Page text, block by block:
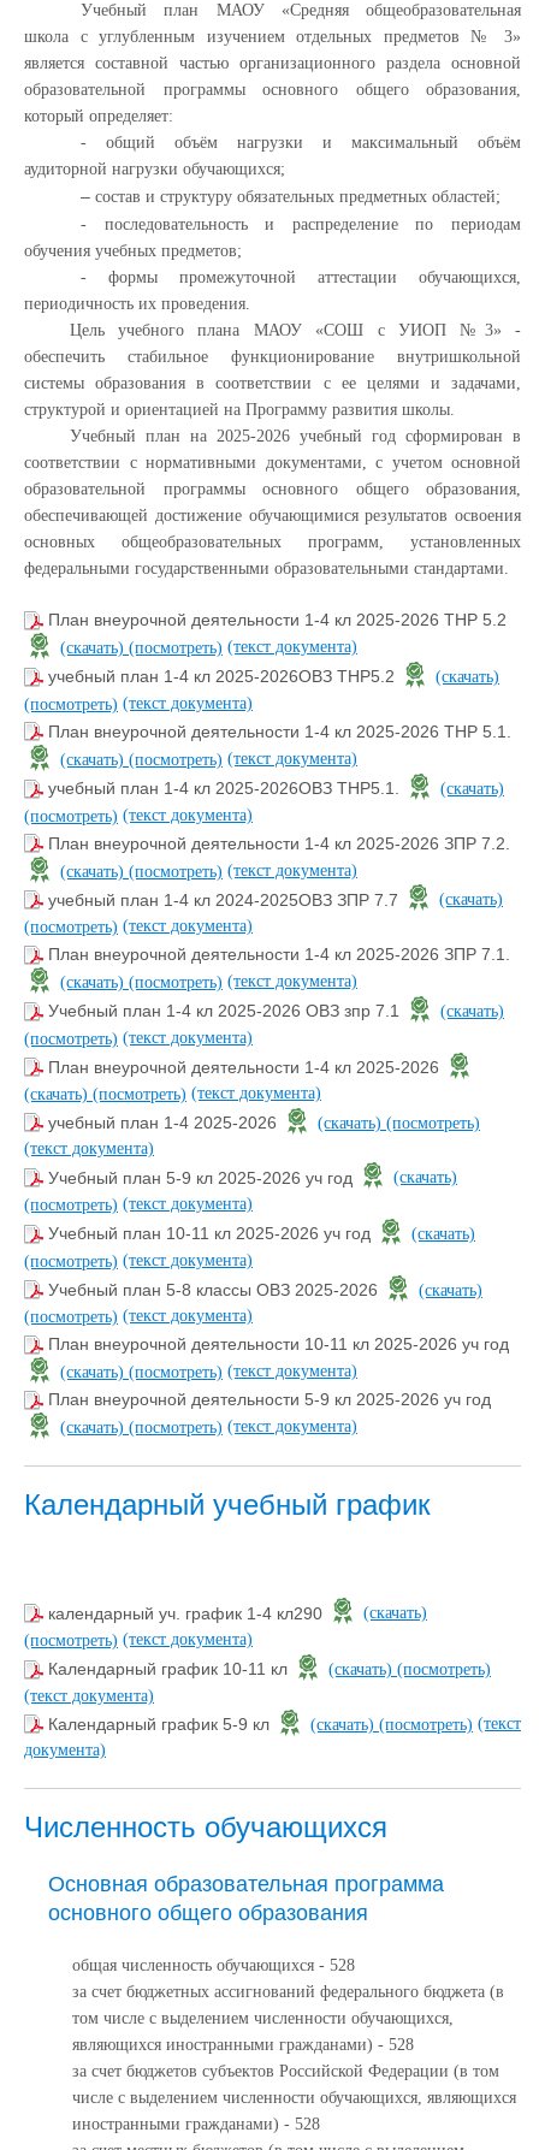
Учебный план МАОУ «Средняя общеобразовательная
школа с углубленным изучением отдельных предметов № 3»
является составной частью организационного раздела основной
образовательной
программы основного общего образования,
который определяет:
- общий объём нагрузки и максимальный объём
аудиторной нагрузки обучающихся;
–состав и структуру обязательных предметных областей;
- последовательность и распределение по периодам
обучения учебных предметов;
- формы промежуточной аттестации обучающихся,
периодичность их проведения.
Цель учебного плана МАОУ «СОШ с УИОП №3» -
обеспечить стабильное функционирование внутришкольной
системы образования в соответствии с ее целями и задачами,
структурой и ориентацией на Программу развития школы.
Учебный план на 2025-2026 учебный год сформирован в
соответствии с нормативными документами, с учетом основной
образовательной программы основного общего образования,
обеспечивающей достижение обучающимися результатов освоения
основных общеобразовательных программ, установленных
федеральными государственными образовательными стандартами.
План внеурочной деятельности 1-4 кл 2025-2026 ТНР 5.2
(скачать) (посмотреть) (текст документа)
учебный план 1-4 кл 2025-2026ОВЗ ТНР5.2
(скачать)
(посмотреть) (текст документа)
План внеурочной деятельности 1-4 кл 2025-2026 ТНР 5.1.
(скачать) (посмотреть) (текст документа)
учебный план 1-4 кл 2025-2026ОВЗ ТНР5.1.
(скачать)
(посмотреть) (текст документа)
План внеурочной деятельности 1-4 кл 2025-2026 ЗПР 7.2.
(скачать) (посмотреть) (текст документа)
учебный план 1-4 кл 2024-2025ОВЗ ЗПР 7.7
(скачать)
(посмотреть) (текст документа)
План внеурочной деятельности 1-4 кл 2025-2026 ЗПР 7.1.
(скачать) (посмотреть) (текст документа)
Учебный план 1-4 кл 2025-2026 ОВЗ зпр 7.1
(скачать)
(посмотреть) (текст документа)
План внеурочной деятельности 1-4 кл 2025-2026
(скачать) (посмотреть) (текст документа)
учебный план 1-4 2025-2026 (скачать) (посмотреть)
(текст документа)
Учебный план 5-9 кл 2025-2026 уч год
(скачать)
(посмотреть) (текст документа)
Учебный план 10-11 кл 2025-2026 уч год
(скачать)
(посмотреть) (текст документа)
Учебный план 5-8 классы ОВЗ 2025-2026
(скачать)
(посмотреть) (текст документа)
План внеурочной деятельности 10-11 кл 2025-2026 уч год
(скачать) (посмотреть) (текст документа)
План внеурочной деятельности 5-9 кл 2025-2026 уч год
(скачать) (посмотреть) (текст документа)
Календарный учебный график
календарный уч. график 1-4 кл290
(скачать)
(посмотреть) (текст документа)
Календарный график 10-11 кл (скачать) (посмотреть)
(текст документа)
Календарный график 5-9 кл (скачать) (посмотреть) (текст
документа)
Численность обучающихся
Основная образовательная программа
основного общего образования
общая численность обучающихся - 528
за счет бюджетных ассигнований федерального бюджета (в
том числе с выделением численности обучающихся,
являющихся иностранными гражданами) - 528
за счет бюджетов субъектов Российской Федерации (в том
числе с выделением численности обучающихся, являющихся
иностранными гражданами) - 528